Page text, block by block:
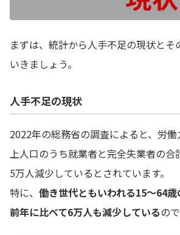
まずは、統計から人手不足の現状とそ
いきましょう。
人手不足の現状
2022年の総務省の調査によると、労
上人口のうち就業者と完全失業者の合
5万人減少しているとされています。
特に、 働き世代ともいわれる15〜64歳
前年に比べて6万人も減少しているので